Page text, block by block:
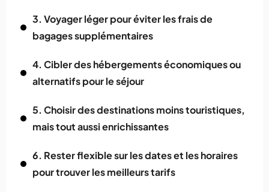
3. Voyager léger pour éviter les frais de
bagages supplémentaires
4. Cibler des hébergements économiques ou
alternatifs pour le séjour
5. Choisir des destinations moins touristiques,
mais tout aussi enrichissantes
6. Rester flexible sur les dates et les horaires
pour trouver les meilleurs tarifs